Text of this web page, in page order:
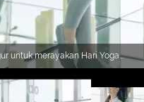
untuk merayakan Hari Yoga
hadir dalam balutan yoga attire
legging dan strappy grip socks